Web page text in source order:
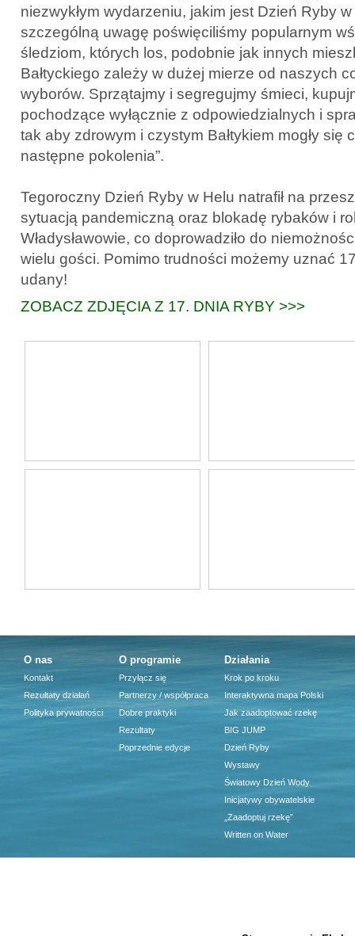
niezwykłym wydarzeniu, jakim jest Dzień Ryby
szczególną uwagę poświęciliśmy popularnym
śledziom, których los, podobnie jak innych
Bałtyckiego zależy w dużej mierze od naszych
wyborów. Sprzątajmy i segregujmy śmieci,
pochodzące wyłącznie z odpowiedzialnych i
tak aby zdrowym i czystym Bałtykiem mogły się
następne pokolenia”.
Tegoroczny Dzień Ryby w Helu natrafił na
sytuacją pandemiczną oraz blokadę rybaków i
Władysławowie, co doprowadziło do
wielu gości. Pomimo trudności możemy uznać
udany!
ZOBACZ ZDJĘCIA Z 17. DNIA RYBY >>>
O nas
Kontakt
Rezultaty działań
Polityka prywatności
O programie
Przyłącz się
Partnerzy / współpraca
Dobre praktyki
Rezultaty
Poprzednie edycje
Działania
Krok po kroku
Interaktywna mapa Polski
Jak zaadoptować rzekę
BIG JUMP
Dzień Ryby
Wystawy
Światowy Dzień Wody
Inicjatywy obywatelskie
„Zaadoptuj rzekę”
Written on Water